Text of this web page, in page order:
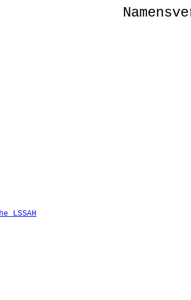
LSSAH